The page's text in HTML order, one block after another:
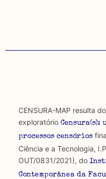
CENSURA-MAP resulta
exploratório Censura(s):
processos censórios
Ciência e a Tecnologia,
OUT/0831/2021), do
Contemporânea da